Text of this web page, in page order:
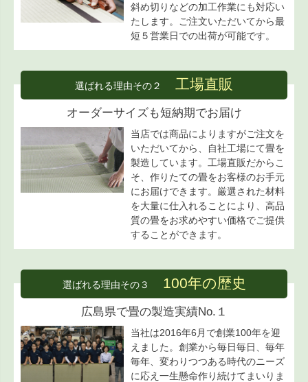
斜め切りなどの加工作業にも対応い
たします。ご注文いただいてから最
短５営業日での出荷が可能です。
選ばれる理由その２ 工場直販
オーダーサイズも短納期でお届け
当店では商品によりますがご注文を
いただいてから、自社工場にて畳を
製造しています。工場直販だからこ
そ、作りたての畳をお客様のお手元
にお届けできます。厳選された材料
を大量に仕入れることにより、高品
質の畳をお求めやすい価格でご提供
することができます。
選ばれる理由その３ 100年の歴史
広島県で畳の製造実績No.１
当社は2016年6月で創業100年を迎
えました。創業から毎日毎日、毎年
毎年、変わりつつある時代のニーズ
に応え一生懸命作り続けてまいりま